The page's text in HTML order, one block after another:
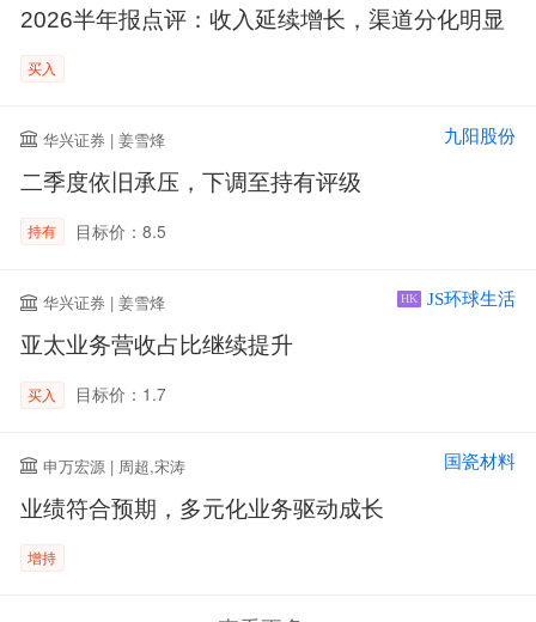
2026半年报点评：收入延续增长，渠道分化明显
买入
华兴证券 | 姜雪烽 九阳股份
二季度依旧承压，下调至持有评级
持有 目标价：8.5
华兴证券 | 姜雪烽 HK JS环球生活
亚太业务营收占比继续提升
买入 目标价：1.7
申万宏源 | 周超,宋涛 国瓷材料
业绩符合预期，多元化业务驱动成长
增持